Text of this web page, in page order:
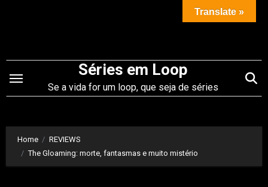
conteúdo
Séries em Loop
Se a vida for um loop, que seja de séries
Home
REVIEWS
The Gloaming: morte, fantasmas e muito mistério
Translate »